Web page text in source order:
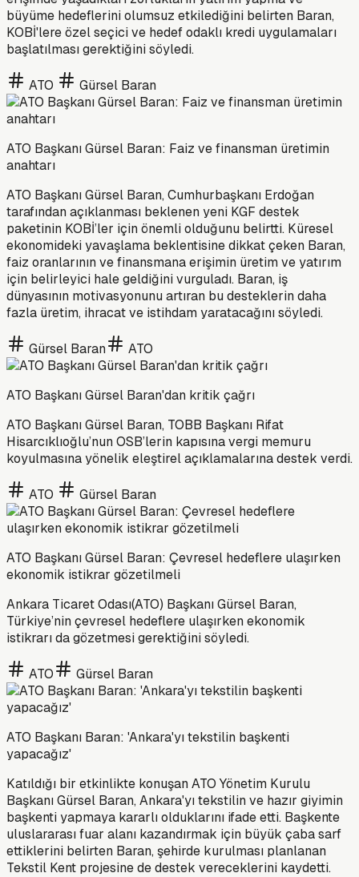
büyüme hedeflerini olumsuz etkilediğini belirten Baran,
KOBİ'lere özel seçici ve hedef odaklı kredi uygulamaları
başlatılması gerektiğini söyledi.
ATO Gürsel Baran
ATO Başkanı Gürsel Baran: Faiz ve finansman üretimin
anahtarı
ATO Başkanı Gürsel Baran, Cumhurbaşkanı Erdoğan
tarafından açıklanması beklenen yeni KGF destek
paketinin KOBİ’ler için önemli olduğunu belirtti. Küresel
ekonomideki yavaşlama beklentisine dikkat çeken Baran,
faiz oranlarının ve finansmana erişimin üretim ve yatırım
için belirleyici hale geldiğini vurguladı. Baran, iş
dünyasının motivasyonunu artıran bu desteklerin daha
fazla üretim, ihracat ve istihdam yaratacağını söyledi.
Gürsel Baran ATO
ATO Başkanı Gürsel Baran'dan kritik çağrı
ATO Başkanı Gürsel Baran, TOBB Başkanı Rifat
Hisarcıklıoğlu’nun OSB’lerin kapısına vergi memuru
koyulmasına yönelik eleştirel açıklamalarına destek verdi.
ATO Gürsel Baran
ATO Başkanı Gürsel Baran: Çevresel hedeflere ulaşırken
ekonomik istikrar gözetilmeli
Ankara Ticaret Odası(ATO) Başkanı Gürsel Baran,
Türkiye’nin çevresel hedeflere ulaşırken ekonomik
istikrarı da gözetmesi gerektiğini söyledi.
ATO Gürsel Baran
ATO Başkanı Baran: 'Ankara'yı tekstilin başkenti
yapacağız'
Katıldığı bir etkinlikte konuşan ATO Yönetim Kurulu
Başkanı Gürsel Baran, Ankara'yı tekstilin ve hazır giyimin
başkenti yapmaya kararlı olduklarını ifade etti. Başkente
uluslararası fuar alanı kazandırmak için büyük çaba sarf
ettiklerini belirten Baran, şehirde kurulması planlanan
Tekstil Kent projesine de destek vereceklerini kaydetti.